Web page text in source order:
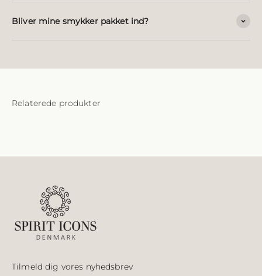
Bliver mine smykker pakket ind?
Tilmeld dig vores nyhedsbrev